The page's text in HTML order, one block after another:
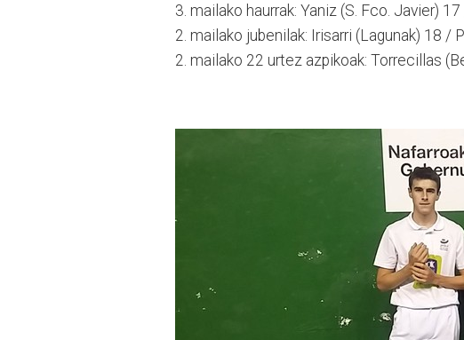
3. mailako haurrak: Yaniz (S. Fco. Javier)
2. mailako jubenilak: Irisarri (Lagunak) 18 /
2. mailako 22 urtez azpikoak: Torrecillas